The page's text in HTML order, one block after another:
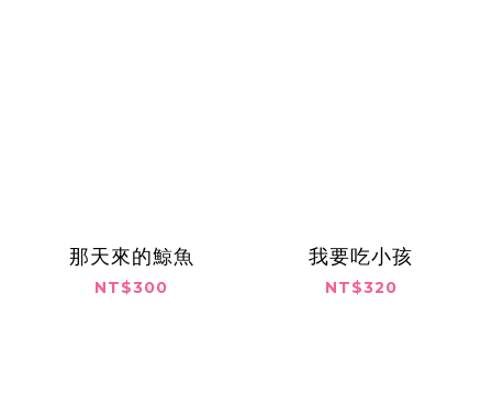
那天來的鯨魚
NT$300
我要吃小孩
NT$320